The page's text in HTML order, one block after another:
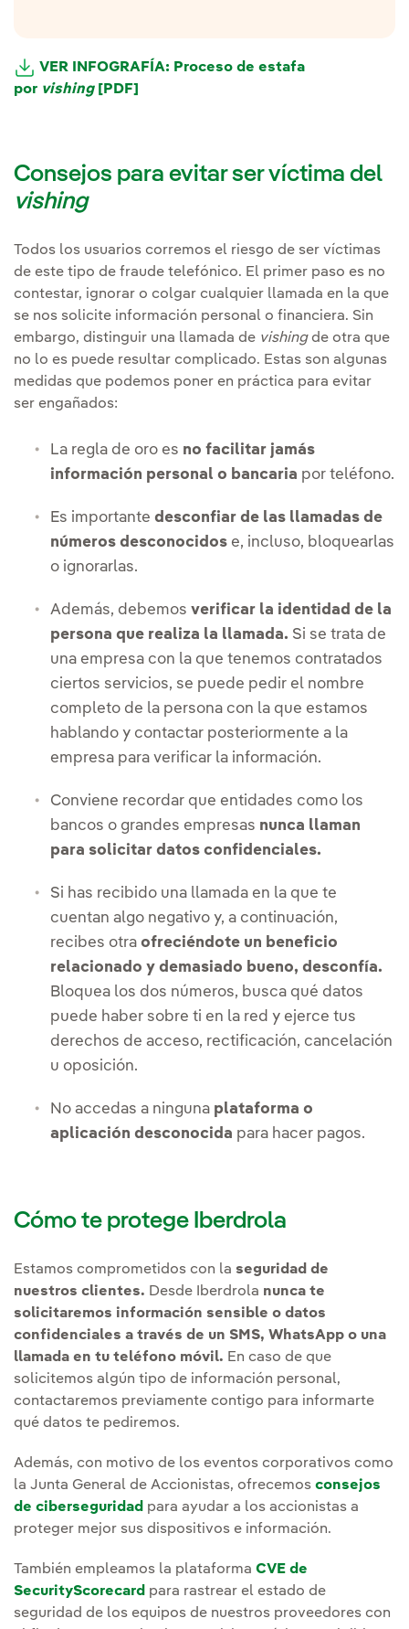
VER INFOGRAFÍA: Proceso de estafa
por vishing[PDF]
Consejos para evitar ser víctima del
vishing
Todos los usuarios corremos el riesgo de ser víctimas
de este tipo de fraude telefónico. El primer paso es no
contestar, ignorar o colgar cualquier llamada en la que
se nos solicite información personal o financiera. Sin
embargo, distinguir una llamada de vishingde otra que
no lo es puede resultar complicado. Estas son algunas
medidas que podemos poner en práctica para evitar
ser engañados:
La regla de oro es no facilitar jamás
información personal o bancaria por teléfono.
Es importante desconfiar de las llamadas de
números desconocidos e, incluso, bloquearlas
o ignorarlas.
Además, debemos verificar la identidad de la
persona que realiza la llamada. Si se trata de
una empresa con la que tenemos contratados
ciertos servicios, se puede pedir el nombre
completo de la persona con la que estamos
hablando y contactar posteriormente a la
empresa para verificar la información.
Conviene recordar que entidades como los
bancos o grandes empresas nunca llaman
para solicitar datos confidenciales.
Si has recibido una llamada en la que te
cuentan algo negativo y, a continuación,
recibes otra ofreciéndote un beneficio
relacionado y demasiado bueno, desconfía.
Bloquea los dos números, busca qué datos
puede haber sobre ti en la red y ejerce tus
derechos de acceso, rectificación, cancelación
u oposición.
No accedas a ninguna plataforma o
aplicación desconocida para hacer pagos.
Cómo te protege Iberdrola
Estamos comprometidos con la seguridad de
nuestros clientes. Desde Iberdrola nunca te
solicitaremos información sensible o datos
confidenciales a través de un SMS, WhatsApp o una
llamada en tu teléfono móvil. En caso de que
solicitemos algún tipo de información personal,
contactaremos previamente contigo para informarte
qué datos te pediremos.
Además, con motivo de los eventos corporativos como
la Junta General de Accionistas, ofrecemos consejos
de ciberseguridad para ayudar a los accionistas a
proteger mejor sus dispositivos e información.
También empleamos la plataforma CVE de
SecurityScorecard para rastrear el estado de
seguridad de los equipos de nuestros proveedores con